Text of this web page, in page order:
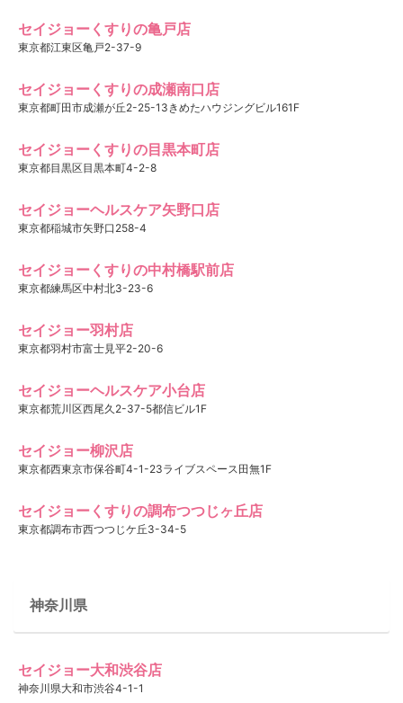
セイジョーくすりの亀戸店
東京都江東区亀戸2-37-9
セイジョーくすりの成瀬南口店
東京都町田市成瀬が丘2-25-13きめたハウジングビル161F
セイジョーくすりの目黒本町店
東京都目黒区目黒本町4-2-8
セイジョーヘルスケア矢野口店
東京都稲城市矢野口258-4
セイジョーくすりの中村橋駅前店
東京都練馬区中村北3-23-6
セイジョー羽村店
東京都羽村市富士見平2-20-6
セイジョーヘルスケア小台店
東京都荒川区西尾久2-37-5都信ビル1F
セイジョー柳沢店
東京都西東京市保谷町4-1-23ライブスペース田無1F
セイジョーくすりの調布つつじヶ丘店
東京都調布市西つつじケ丘3-34-5
神奈川県
セイジョー大和渋谷店
神奈川県大和市渋谷4-1-1